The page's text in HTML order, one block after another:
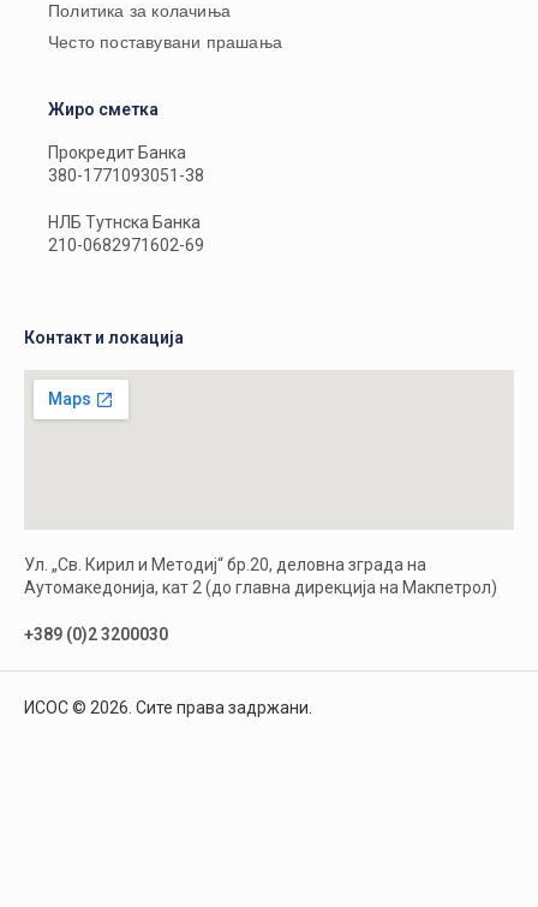
Политика за колачиња
Често поставувани прашања
Жиро сметка
Прокредит Банка
380-1771093051-38
НЛБ Тутнска Банка
210-0682971602-69
Контакт и локација
Ул. „Св. Кирил и Методиј“ бр.20, деловна зграда на
Аутомакедонија, кат 2 (до главна дирекција на Макпетрол)
+389 (0)2 3200030
ИСОС © 2026. Сите права задржани.